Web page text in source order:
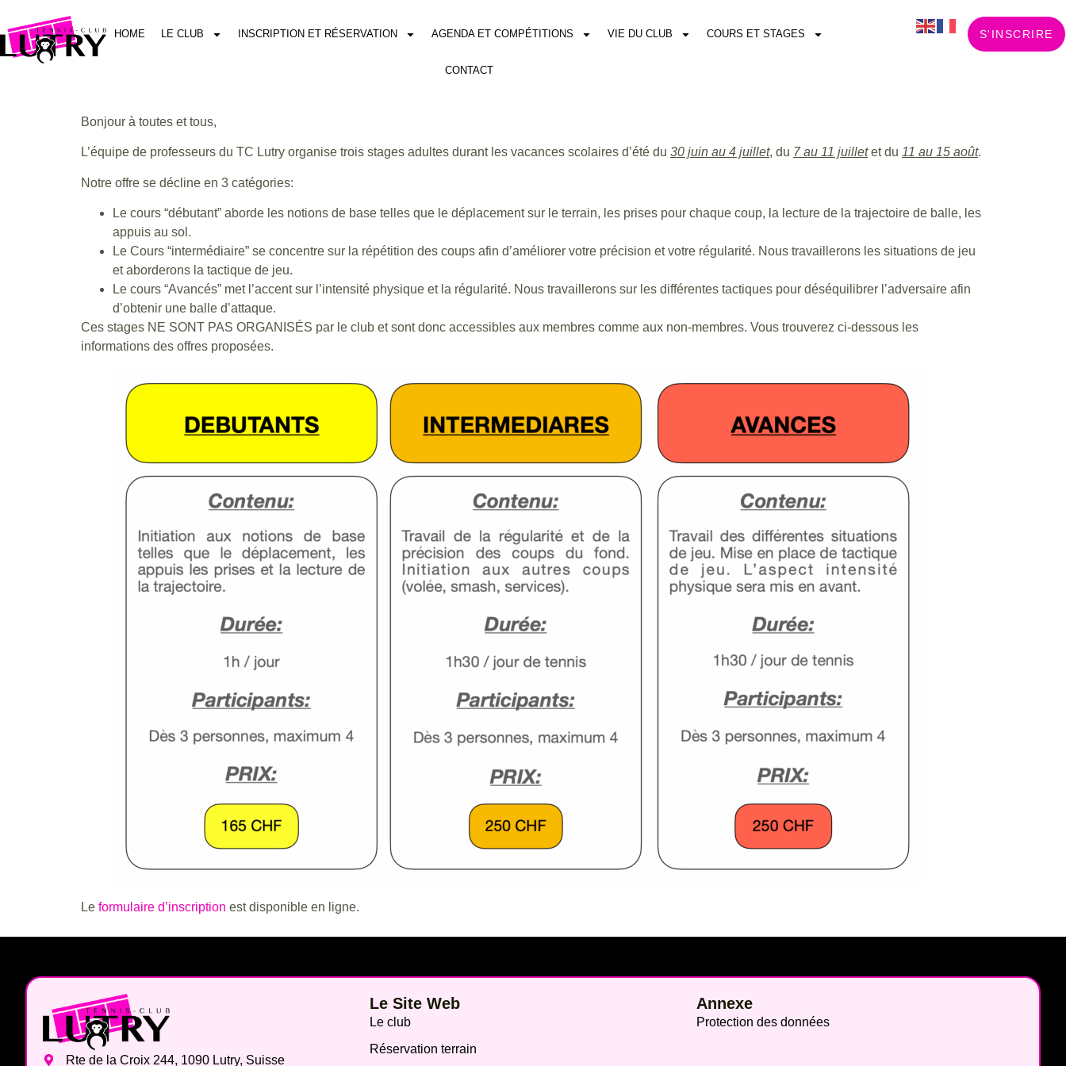
HOME LE CLUB INSCRIPTION ET RÉSERVATION AGENDA ET COMPÉTITIONS VIE DU CLUB COURS ET STAGES
CONTACT
S'INSCRIRE
Bonjour à toutes et tous,
L’équipe de professeurs du TC Lutry organise trois stages adultes durant les vacances scolaires d’été du 30 juin au 4 juillet, du 7 au 11 juilletet du 11 au 15 août.
Notre offre se décline en 3 catégories:
Le cours “débutant” aborde les notions de base telles que le déplacement sur le terrain, les prises pour chaque coup, la lecture de la trajectoire de balle, les
appuis au sol.
Le Cours “intermédiaire” se concentre sur la répétition des coups afin d’améliorer votre précision et votre régularité. Nous travaillerons les situations de jeu
et aborderons la tactique de jeu.
Le cours “Avancés” met l’accent sur l’intensité physique et la régularité. Nous travaillerons sur les différentes tactiques pour déséquilibrer l’adversaire afin
d’obtenir une balle d’attaque.
Ces stages NE SONT PAS ORGANISÉS par le club et sont donc accessibles aux membres comme aux non-membres. Vous trouverez ci-dessous les
informations des offres proposées.
Le formulaire d’inscription est disponible en ligne.
Rte de la Croix 244, 1090 Lutry, Suisse
Le Site Web
Le club
Réservation terrain
Annexe
Protection des données